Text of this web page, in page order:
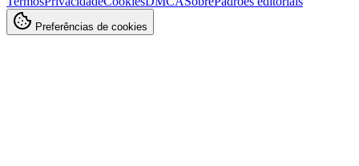
Preferências de cookies